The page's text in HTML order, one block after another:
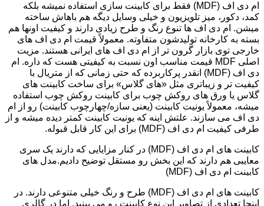
ام دی اف (MDF) فقط برای کابینت سازی استفاده نمیشه بلکه
کمد، دکور، میز تلویزیون و خیلی وسایل دیگه هم باهاش ساخته
میشن. ام دی اف ها تنوع رنگ و طرح زیادی دارند و کیفیت اونها هم
بسته به کارخانه تولیدشون متفاوته. معمولاً قیمت ام دی اف های
خارجی توی بازار گرون تر از ام دی اف های ایرانی هستند. مزیت
اصلی MDF قیمت مناسب اون نسبت به کیفیتی هست که داره. ام
دی اف (MDF) انقدر پرکاربرده که حتی زمانی که از متریال با
کیفیت تر و زیباتری مثل «های گلاس» برای ساخت کابینت های
گلاس یا ورق های روکش چوب برای کابینت روکش چوب استفاده
میشه، معمولاً یونیت کابینت (یعنی سازه/چهارچوب کابینت) رو از ام
دی اف می سازند. علتش اینه که یونیت کابینت کمتر دیده میشه و از
طرفی کیفیت ام دی اف (MDF) برای این کار قابل قبوله.
کابینت های ام دی اف (MDF) در کنار مزایایی که دارند یک سری
معایبی هم دارند که این بخش رو مستقل توضیح دادیم.مدل های
کابینت ام دی اف (MDF)
کابینت های ام دی اف (MDF) طرح و رنگ خیلی متنوعی دارند. در
اینجا تعدادی از تصاویر این نوع کابینت رو می بینید. اما در گالری